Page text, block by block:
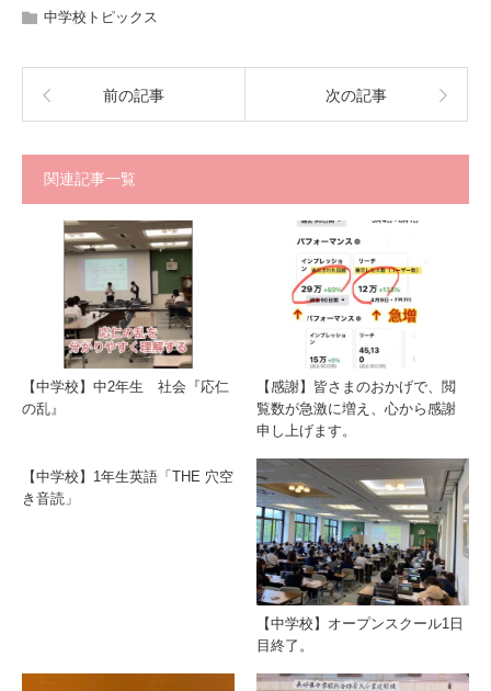
中学校トピックス
前の記事 次の記事
関連記事一覧
【中学校】中2年生 社会『応仁
の乱』
【感謝】皆さまのおかげで、閲
覧数が急激に増え、心から感謝
申し上げます。
【中学校】1年生英語「THE 穴空
き音読」
【中学校】オープンスクール1日
目終了。